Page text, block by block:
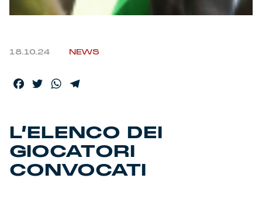
Isolani x Genoa
Gift Card Online Store
18.10.24 NEWS
Facebook
TwitterWhatsApp
L’ELENCO DEI
GIOCATORI
CONVOCATI